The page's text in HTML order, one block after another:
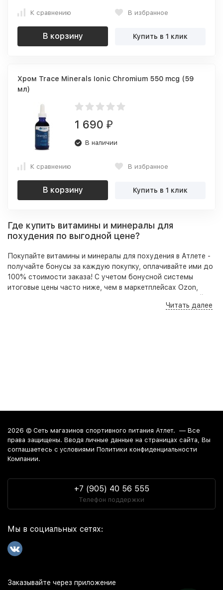
К сравнению В избранное
В корзину Купить в 1 клик
Хром Trace Minerals Ionic Chromium 550 mcg (59
мл)
1 690 ₽
В наличии
К сравнению В избранное
В корзину Купить в 1 клик
Где купить витамины и минералы для
похудения по выгодной цене?
Покупайте витамины и минералы для похудения в Атлете -
получайте бонусы за каждую покупку, оплачивайте ими до
100% стоимости заказа! С учетом бонусной системы
итоговые цены часто ниже, чем в маркетплейсах Ozon,
в нашем ассортименте представлены оригинальные,
для похудения начинается от 1 150 руб.
Интернет-магазиносуществляет доставку в любой город
России. Среди них:Москва. Забрать заказ из магазина
можно в Краснодаре, Анапе и Новороссийске.
Читать далее
2026 © Сеть магазинов спортивного питания Атлет. — Все
права защищены. Вводя личные данные на страницах сайта, Вы
соглашаетесь c условиями Политики конфиденциальности
Компании.
+7 (905) 40 56 555
Телефон поддержки
Мы в социальных сетях:
Заказывайте через приложение